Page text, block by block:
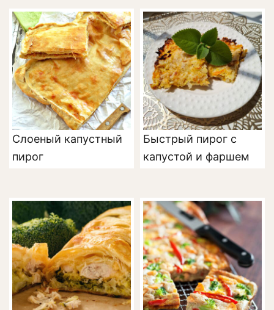
Слоеный капустный
пирог
Быстрый пирог с
капустой и фаршем